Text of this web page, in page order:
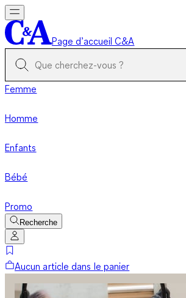
Page d’accueil C&A
Femme
Homme
Enfants
Bébé
Promo
Recherche
Aucun article dans le panier